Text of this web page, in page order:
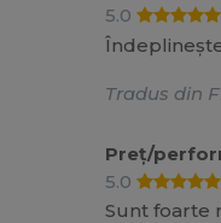
5.0
Tradus din
Preț/
5.0
Sunt foarte